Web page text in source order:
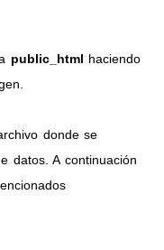
public_html haciendo
donde se
datos. A continuación